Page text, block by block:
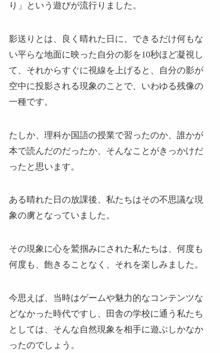
り」という遊びが流行りました。
影送りとは、良く晴れた日に、できるだけ何もな
い平らな地面に映った自分の影を10秒ほど凝視し
て、それからすぐに視線を上げると、自分の影が
空中に投影される現象のことで、いわゆる残像の
一種です。
たしか、理科か国語の授業で習ったのか、誰かが
本で読んだのだったか、そんなことがきっかけだ
ったと思います。
ある晴れた日の放課後、私たちはその不思議な現
象の虜となっていました。
その現象に心を鷲掴みにされた私たちは、何度も
何度も、飽きることなく、それを楽しみました。
今思えば、当時はゲームや魅力的なコンテンツな
どなかった時代ですし、田舎の学校に通う私たち
としては、そんな自然現象を相手に遊ぶしかなか
ったのでしょう。